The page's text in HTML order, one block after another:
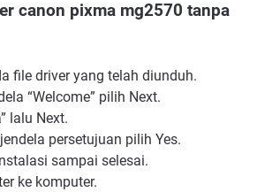
canon pixma mg2570 tanpa
file driver yang telah diunduh.
“Welcome” pilih Next.
lalu Next.
persetujuan pilih Yes.
sampai selesai.
ke komputer.